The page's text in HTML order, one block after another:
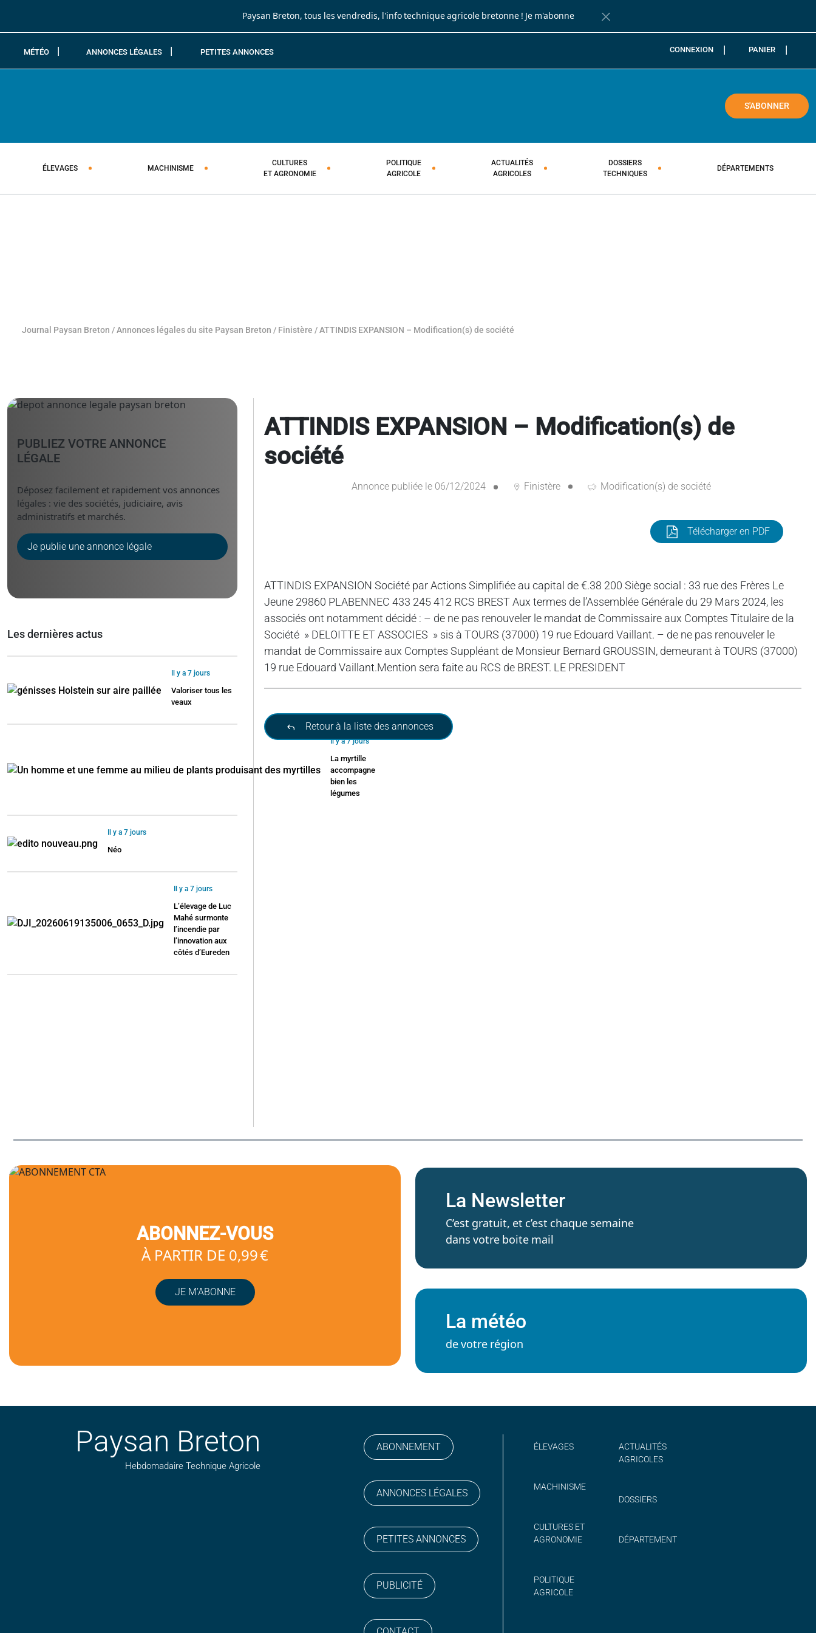
Paysan Breton, tous les vendredis, l'info technique agricole bretonne ! Je m'abonne
Fermer la barre de notification
MÉTÉO ANNONCES LÉGALES PETITES ANNONCES CONNEXION PANIER
S'ABONNER
ÉLEVAGES MACHINISME
CULTURES
ET AGRONOMIE
POLITIQUE
AGRICOLE
ACTUALITÉS
AGRICOLES
DOSSIERS
TECHNIQUES
DÉPARTEMENTS
Journal Paysan Breton /Annonces légales du site Paysan Breton / Finistère /ATTINDIS EXPANSION – Modification(s) de société
ATTINDIS EXPANSION – Modification(s) de
société
Annonce publiée le 06/12/2024 Finistère Modification(s) de société
Télécharger en PDF
ATTINDIS EXPANSION Société par Actions Simplifiée au capital de €.38 200 Siège social : 33 rue des Frères Le
Jeune 29860 PLABENNEC 433 245 412 RCS BREST Aux termes de l’Assemblée Générale du 29 Mars 2024, les
associés ont notamment décidé : – de ne pas renouveler le mandat de Commissaire aux Comptes Titulaire de la
Société » DELOITTE ET ASSOCIES » sis à TOURS (37000) 19 rue Edouard Vaillant. – de ne pas renouveler le
mandat de Commissaire aux Comptes Suppléant de Monsieur Bernard GROUSSIN, demeurant à TOURS (37000)
19 rue Edouard Vaillant.Mention sera faite au RCS de BREST. LE PRESIDENT
Retour à la liste des annonces
PUBLIEZ VOTRE ANNONCE
LÉGALE
Déposez facilement et rapidement vos annonces
légales : vie des sociétés, judiciaire, avis
administratifs et marchés.
Je publie une annonce légale
Les dernières actus
Il y a 7 jours
Valoriser tous les
veaux
Il y a 7 jours
La myrtille
accompagne
bien les
légumes
Il y a 7 jours
Néo
Il y a 7 jours
L’élevage de Luc
Mahé surmonte
l’incendie par
l’innovation aux
côtés d’Eureden
ABONNEZ-VOUS
À PARTIR DE 0,99 €
JE M’ABONNE
La Newsletter
C’est gratuit, et c’est chaque semaine
dans votre boite mail
La météo
de votre région
Paysan Breton
Hebdomadaire Technique Agricole
ABONNEMENT
ANNONCES LÉGALES
PETITES ANNONCES
PUBLICITÉ
ÉLEVAGES
MACHINISME
CULTURES ET
AGRONOMIE
POLITIQUE
AGRICOLE
ACTUALITÉS
AGRICOLES
DOSSIERS
DÉPARTEMENT